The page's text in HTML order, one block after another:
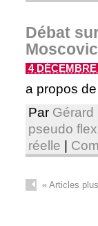
Débat
4
a propos
Par Gérard
pseudo
réelle |
«Articles